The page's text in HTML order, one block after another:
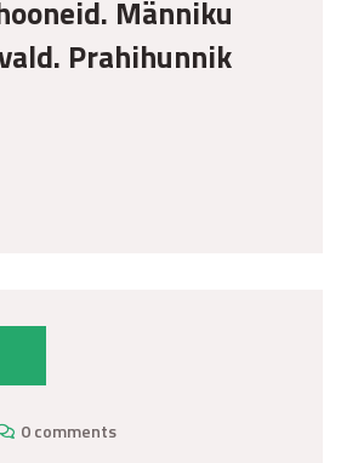
Männiku
Prahihunnik
0 comments